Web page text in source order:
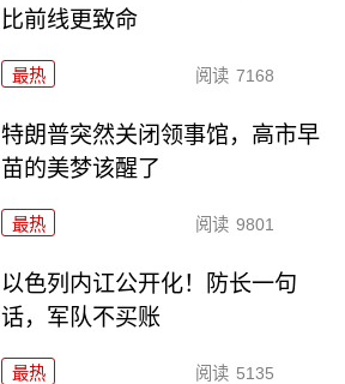
比前线更致命
最热 阅读 7168
特朗普突然关闭领事馆，高市早
苗的美梦该醒了
最热 阅读 9801
以色列内讧公开化！防长一句
话，军队不买账
最热 阅读 5135